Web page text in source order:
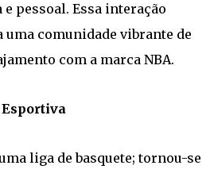
pessoal. Essa interação
comunidade vibrante de
com a marca NBA.
liga de basquete; tornou-se